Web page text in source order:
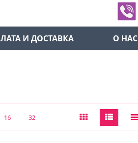
И ДОСТАВКА О НАС
16 32